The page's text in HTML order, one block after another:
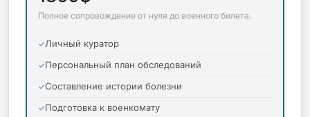
Полное сопровождение от нуля до военного билета.
Личный куратор
Персональный план обследований
Составление истории болезни
Подготовка к военкомату